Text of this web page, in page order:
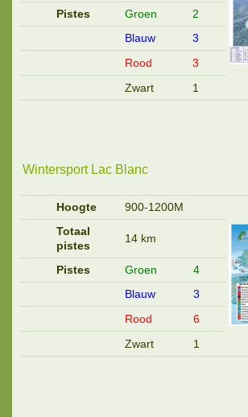
Pistes Groen
2
Blauw
3
Rood
3
Zwart
1
Wintersport Lac Blanc
Hoogte
900-1200M
Totaal
pistes
14 km
Pistes Groen
4
Blauw
3
Rood
6
Zwart
1